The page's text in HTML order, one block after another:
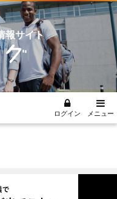
報サイト
ログイン メニュー